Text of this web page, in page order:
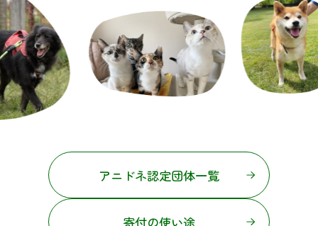
アニドネ認定団体一覧
寄付の使い途